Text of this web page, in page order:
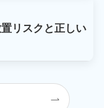
リスクと正しい